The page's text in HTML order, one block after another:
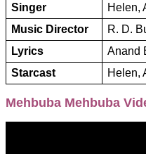
Singer
Helen,
Music Director
R. D.
Lyrics
Anand
Starcast
Helen,
Mehbuba Mehbuba